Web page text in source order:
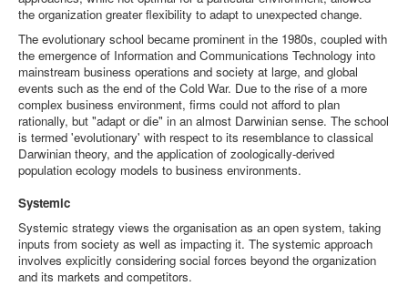
the organization greater flexibility to adapt to unexpected change.
The evolutionary school became prominent in the 1980s, coupled with
the emergence of Information and Communications Technology into
mainstream business operations and society at large, and global
events such as the end of the Cold War. Due to the rise of a more
complex business environment, firms could not afford to plan
rationally, but "adapt or die" in an almost Darwinian sense. The school
is termed 'evolutionary' with respect to its resemblance to classical
Darwinian theory, and the application of zoologically-derived
population ecology models to business environments.
Systemic
Systemic strategy views the organisation as an open system, taking
inputs from society as well as impacting it. The systemic approach
involves explicitly considering social forces beyond the organization
and its markets and competitors.